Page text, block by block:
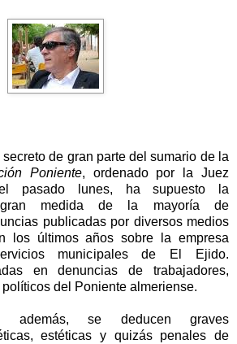
secretode gran parte del sumario de la
Poniente, ordenado por la Juez
pasado lunes, ha supuesto la
gran medida de la mayoría de
publicadas por diversos medios
los últimos años sobre la empresa
municipales de El Ejido.
en denuncias de trabajadores,
del Poniente almeriense.
además, se deducen graves
estéticas y quizás penales de